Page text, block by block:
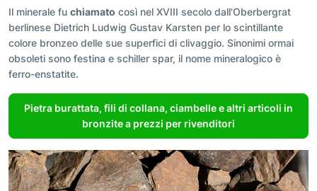
Il minerale fu chiamato così nel XVIII secolo dall'Oberbergrat
berlinese Dietrich Ludwig Gustav Karsten per lo scintillante
colore bronzeo delle sue superfici di clivaggio. Sinonimi ormai
obsoleti sono festina e schiller spar, il nome mineralogico è
ferro-enstatite.
Pietra burattata, fili di collana, ciambelle e altri articoli in
bronzite a prezzi per rivenditori